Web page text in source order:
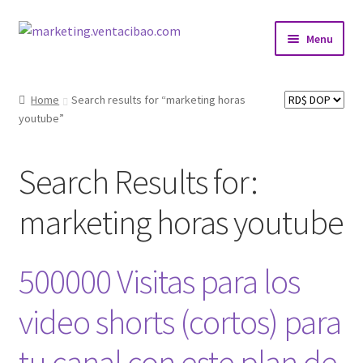
Skip
Skip
Menu
AreaÁrea de afiliados
Detalles de nuestros productos de desarrollo web
Finalizar compra
JuanSabeloTodo
Home
Search results for “marketing horas
youtube”
Search Results for:
marketing horas youtube
500000 Visitas para los
video shorts (cortos) para